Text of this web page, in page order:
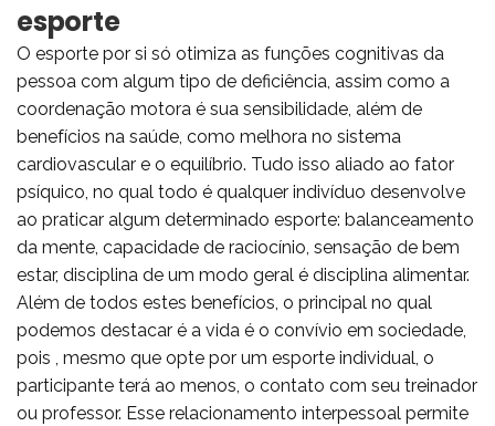
esporte
O esporte por si só otimiza as funções cognitivas da
pessoa com algum tipo de deficiência, assim como a
coordenação motora é sua sensibilidade, além de
benefícios na saúde, como melhora no sistema
cardiovascular e o equilíbrio. Tudo isso aliado ao fator
psíquico, no qual todo é qualquer indivíduo desenvolve
ao praticar algum determinado esporte: balanceamento
da mente, capacidade de raciocínio, sensação de bem
estar, disciplina de um modo geral é disciplina alimentar.
Além de todos estes benefícios, o principal no qual
podemos destacar é a vida é o convívio em sociedade,
pois , mesmo que opte por um esporte individual, o
participante terá ao menos, o contato com seu treinador
ou professor. Esse relacionamento interpessoal permite